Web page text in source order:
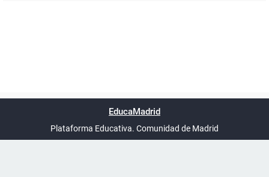
UTC+02:00
phpBB España
EducaMadrid
Plataforma Educativa. Comunidad de Madrid